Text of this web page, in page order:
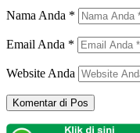
Nama Anda *
Email Anda *
Website Anda